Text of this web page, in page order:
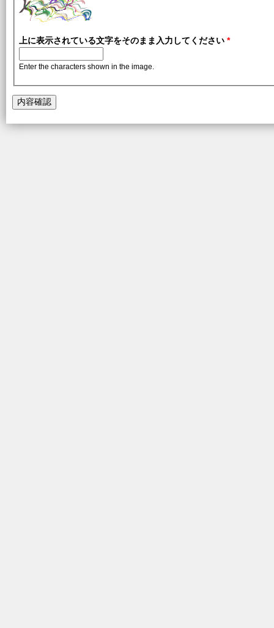
上に表示されている文字をそのまま入力してください *
Enter the characters shown in the image.